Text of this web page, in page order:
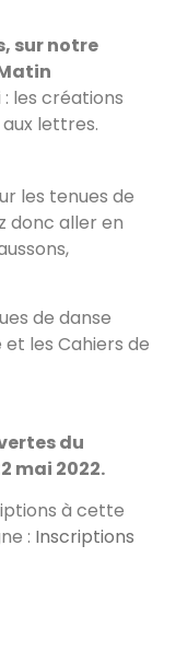
sur notre
: les créations
lettres.
les tenues de
donc aller en
de danse
et les Cahiers de
du
mai 2022.
à cette
: Inscriptions